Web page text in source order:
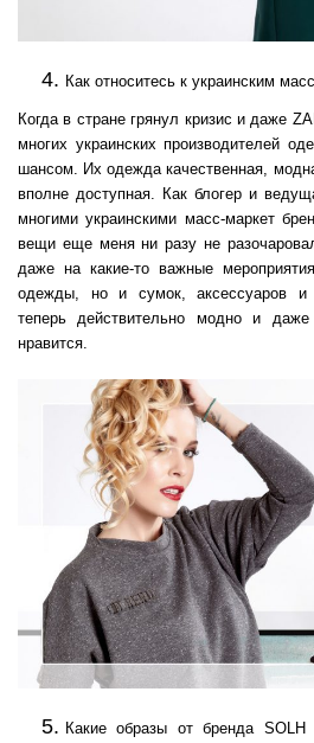
Как относитесь к украинским
Когда в стране грянул кризис и даже
многих украинских производителей
шансом. Их одежда качественная,
вполне доступная. Как блогер и
многими украинскими масс-маркет
вещи еще меня ни разу не
даже на какие-то важные
одежды, но и сумок, аксессуаров и
теперь действительно модно и
нравится.
Какие образы от бренда SOLH